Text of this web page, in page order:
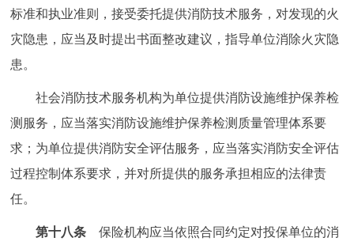
标准和执业准则，接受委托提供消防技术服务，对发现的火
灾隐患，应当及时提出书面整改建议，指导单位消除火灾隐
患。
社会消防技术服务机构为单位提供消防设施维护保养检
测服务，应当落实消防设施维护保养检测质量管理体系要
求；为单位提供消防安全评估服务，应当落实消防安全评估
过程控制体系要求，并对所提供的服务承担相应的法律责
任。
第十八条 保险机构应当依照合同约定对投保单位的消